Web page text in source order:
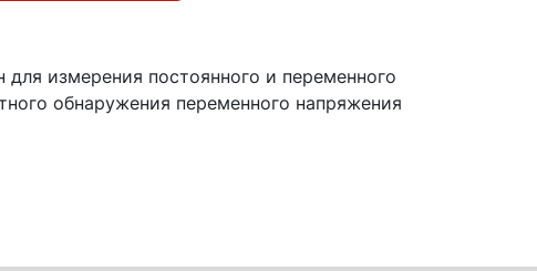
измерения постоянного и переменного
обнаружения переменного напряжения